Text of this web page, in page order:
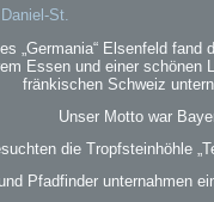
Daniel-St.
„Germania“ Elsenfeld
Essen und einer schönen
fränkischen Schweiz
Unser Motto war
die Tropfsteinhöhle
Pfadfinder unternahmen